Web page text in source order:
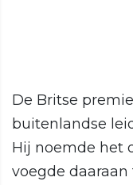
De Britse
buitenlandse
Hij noemde het
voegde daaraan